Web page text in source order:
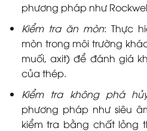
phương pháp như
Kiểm tra ăn mòn: Thực
mòn trong môi trường
muối, axit) để đánh giá
của thép.
Kiểm tra không phá
phương pháp như siêu
kiểm tra bằng chất lỏng